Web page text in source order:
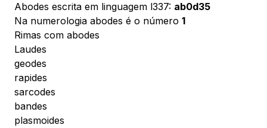
Abodes escrita em linguagem l337: ab0d35
Na numerologia abodes é o número 1
Rimas com abodes
Laudes
geodes
rapides
sarcodes
bandes
plasmoides